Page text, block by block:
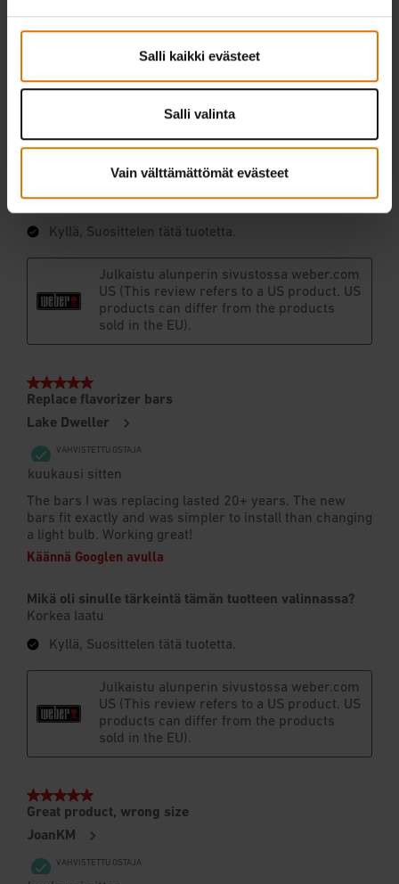
Salli kaikki evästeet
Salli valinta
Vain välttämättömät evästeet